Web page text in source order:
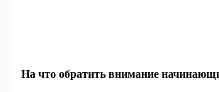
На что обратить внимание